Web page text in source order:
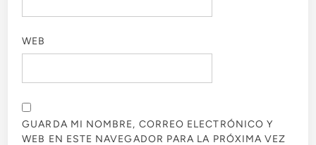
WEB
GUARDA MI NOMBRE, CORREO ELECTRÓNICO Y
WEB EN ESTE NAVEGADOR PARA LA PRÓXIMA VEZ